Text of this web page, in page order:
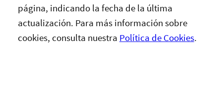
página, indicando la fecha de la última
actualización. Para más información sobre
cookies, consulta nuestra Política de Cookies.